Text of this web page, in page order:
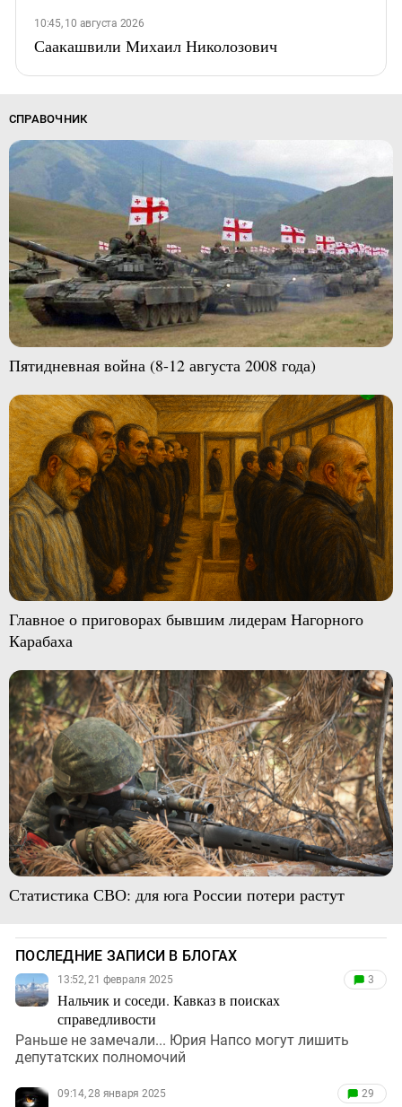
10:45, 10 августа 2026
Саакашвили Михаил Николозович
СПРАВОЧНИК
Пятидневная война (8-12 августа 2008 года)
Главное о приговорах бывшим лидерам Нагорного
Карабаха
Статистика СВО: для юга России потери растут
ПОСЛЕДНИЕ ЗАПИСИ В БЛОГАХ
13:52, 21 февраля 2025
Нальчик и соседи. Кавказ в поисках
справедливости
3
Раньше не замечали... Юрия Напсо могут лишить
депутатских полномочий
09:14, 28 января 2025 29